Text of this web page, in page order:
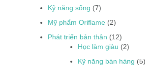
Kỹ năng sống (7)
Mỹ phẩm Oriflame (2)
Phát triển bản thân (12)
Học làm giàu (2)
Kỹ năng bán hàng (5)